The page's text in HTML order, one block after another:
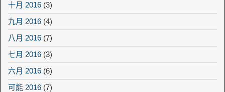
十月 2016 (3)
九月 2016 (4)
八月 2016 (7)
七月 2016 (3)
六月 2016 (6)
可能 2016 (7)